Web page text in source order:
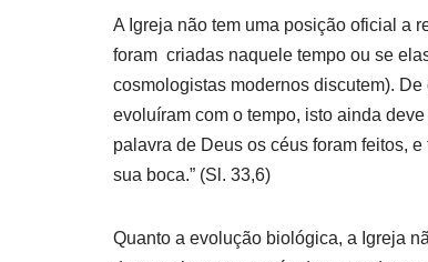
A Igreja não tem uma posição oficial a
foram criadas naquele tempo ou se
cosmologistas modernos discutem).
evoluíram com o tempo, isto ainda
palavra de Deus os céus foram feitos,
sua boca.” (Sl. 33,6)
Quanto a evolução biológica, a Igreja